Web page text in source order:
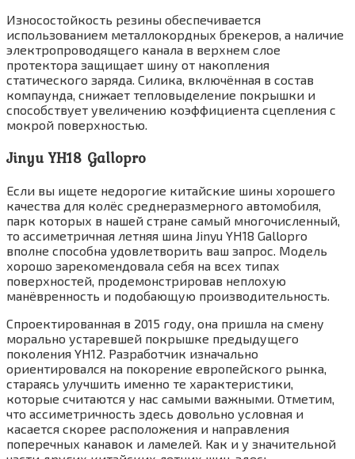
Износостойкость резины обеспечивается
использованием металлокордных брекеров, а наличие
электропроводящего канала в верхнем слое
протектора защищает шину от накопления
статического заряда. Силика, включённая в состав
компаунда, снижает тепловыделение покрышки и
способствует увеличению коэффициента сцепления с
мокрой поверхностью.
Jinyu YH18 Gallopro
Если вы ищете недорогие китайские шины хорошего
качества для колёс среднеразмерного автомобиля,
парк которых в нашей стране самый многочисленный,
то ассиметричная летняя шина Jinyu YH18 Gallopro
вполне способна удовлетворить ваш запрос. Модель
хорошо зарекомендовала себя на всех типах
поверхностей, продемонстрировав неплохую
манёвренность и подобающую производительность.
Спроектированная в 2015 году, она пришла на смену
морально устаревшей покрышке предыдущего
поколения YH12. Разработчик изначально
ориентировался на покорение европейского рынка,
стараясь улучшить именно те характеристики,
которые считаются у нас самыми важными. Отметим,
что ассиметричность здесь довольно условная и
касается скорее расположения и направления
поперечных канавок и ламелей. Как и у значительной